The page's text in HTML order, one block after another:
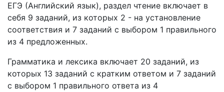
ЕГЭ (Английский язык), раздел чтение включает в
себя 9 заданий, из которых 2 - на установление
соответствия и 7 заданий с выбором 1 правильного
из 4 предложенных.
Грамматика и лексика включает 20 заданий, из
которых 13 заданий с кратким ответом и 7 заданий
с выбором 1 правильного ответа из 4